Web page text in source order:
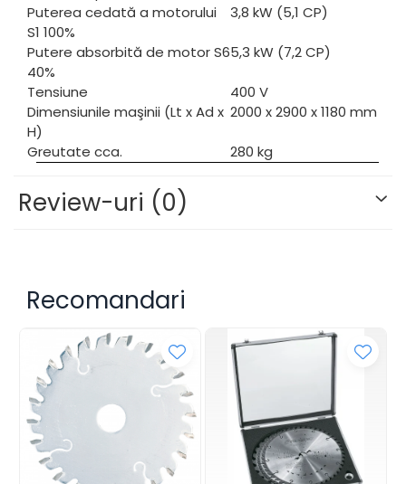
Puterea cedată a motorului
S1 100%
3,8 kW (5,1 CP)
Putere absorbită de motor S6
40%
5,3 kW (7,2 CP)
Tensiune
400 V
Dimensiunile maşinii (Lt x Ad x
H)
2000 x 2900 x 1180 mm
Greutate cca. 280 kg
Review-uri (0)
Recomandari